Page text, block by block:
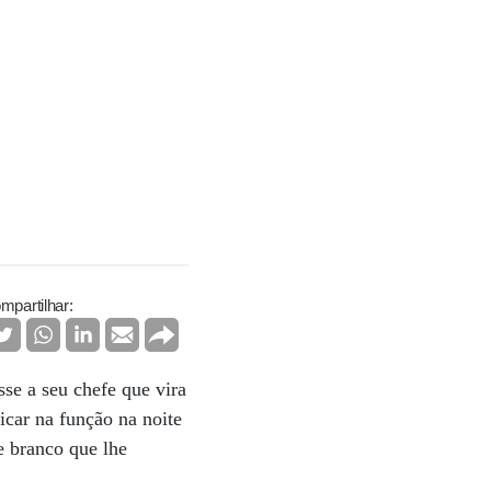
a seu chefe que vira
na função na noite
branco que lhe